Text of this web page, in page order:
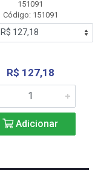
151091
Código: 151091
R$ 127,18
Adicionar